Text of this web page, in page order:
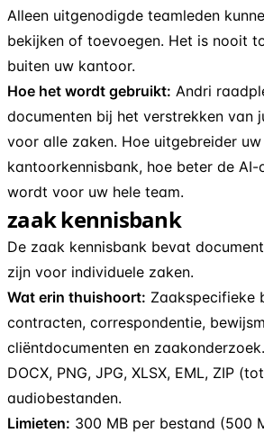
Alleen uitgenodigde teamleden
bekijken of toevoegen. Het is nooit
buiten uw kantoor.
Hoe het wordt gebruikt: Andri
documenten bij het verstrekken van
voor alle zaken. Hoe uitgebreider uw
kantoorkennisbank, hoe beter de AI-
wordt voor uw hele team.
zaak kennisbank
De zaak kennisbank bevat
zijn voor individuele zaken.
Wat erin thuishoort: Zaakspecifieke
contracten, correspondentie,
cliëntdocumenten en
DOCX, PNG, JPG, XLSX, EML, ZIP
audiobestanden.
Limieten: 300 MB per bestand (500